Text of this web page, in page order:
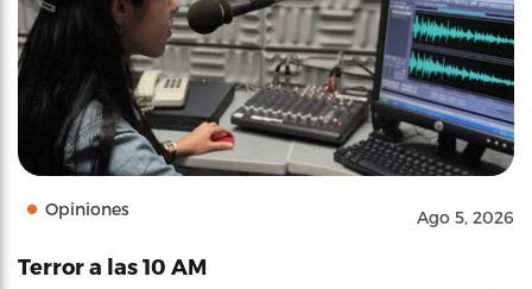
Opiniones Ago 5, 2026
Terror a las 10 AM